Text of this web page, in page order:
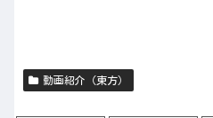
動画紹介（東方）